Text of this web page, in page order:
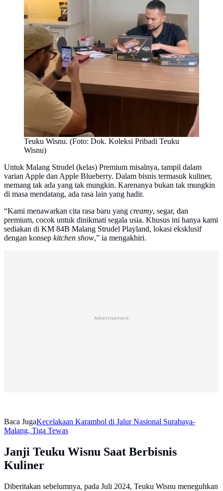
Teuku Wisnu. (Foto: Dok. Koleksi Pribadi Teuku
Wisnu)
Untuk Malang Strudel (kelas) Premium misalnya, tampil dalam
varian Apple dan Apple Blueberry. Dalam bisnis termasuk kuliner,
memang tak ada yang tak mungkin. Karenanya bukan tak mungkin
di masa mendatang, ada rasa lain yang hadir.
“Kami menawarkan cita rasa baru yang creamy, segar, dan
premium, cocok untuk dinikmati segala usia. Khusus ini hanya kami
sediakan di KM 84B Malang Strudel Playland, lokasi eksklusif
dengan konsep kitchen show,” ia mengakhiri.
Advertisement
Baca JugaKecelakaan Karambol di Jalur Nasional Surabaya-
Malang, Tiga Tewas
Janji Teuku Wisnu Saat Berbisnis
Kuliner
Diberitakan sebelumnya, pada Juli 2024, Teuku Wisnu meneguhkan